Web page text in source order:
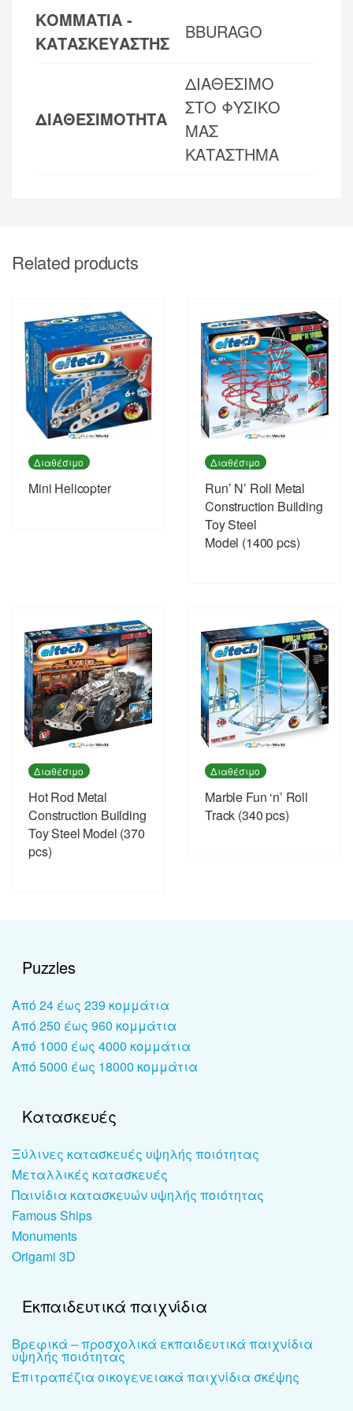
ΚΟΜΜΑΤΙΑ -
ΚΑΤΑΣΚΕΥΑΣΤΗΣ
BBURAGO
ΔΙΑΘΕΣΙΜΟΤΗΤΑ
ΔΙΑΘΕΣΙΜΟ
ΣΤΟ ΦΥΣΙΚΟ
ΜΑΣ
ΚΑΤΑΣΤΗΜΑ
Related products
Διαθέσιμο
Mini Helicopter
Διαθέσιμο
Run’ N’ Roll Metal
Construction Building
Toy Steel
Model (1400 pcs)
Διαθέσιμο
Hot Rod Metal
Construction Building
Toy Steel Model (370
pcs)
Διαθέσιμο
Marble Fun ‘n’ Roll
Track (340 pcs)
Puzzles
Από 24 έως 239 κομμάτια
Από 250 έως 960 κομμάτια
Από 1000 έως 4000 κομμάτια
Από 5000 έως 18000 κομμάτια
Κατασκευές
Ξύλινες κατασκευές υψηλής ποιότητας
Μεταλλικές κατασκευές
Παινίδια κατασκευών υψηλής ποιότητας
Famous Ships
Monuments
Origami 3D
Εκπαιδευτικά παιχνίδια
Βρεφικά – προσχολικά εκπαιδευτικά παιχνίδια
υψηλής ποιότητας
Επιτραπέζια οικογενειακά παιχνίδια σκέψης